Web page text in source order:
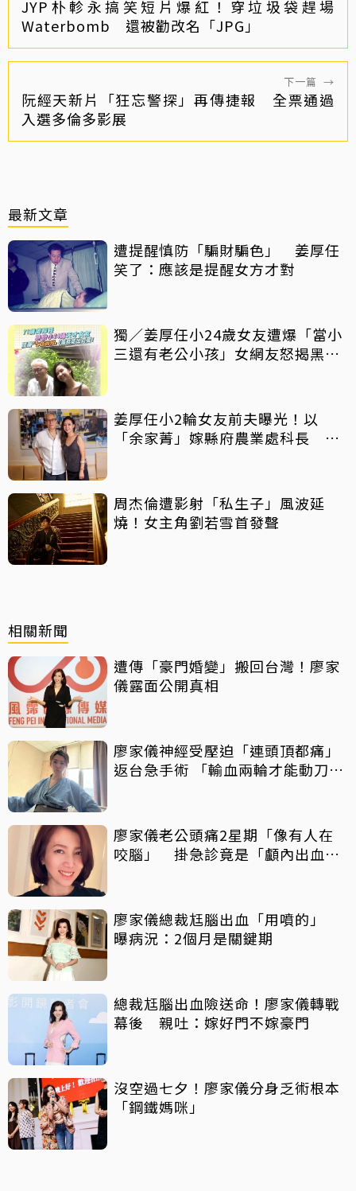
JYP朴軫永搞笑短片爆紅！穿垃圾袋趕場
Waterbomb 還被勸改名「JPG」
下一篇 →
阮經天新片「狂忘警探」再傳捷報 全票通過
入選多倫多影展
最新文章
遭提醒慎防「騙財騙色」 姜厚任
笑了：應該是提醒女方才對
獨／姜厚任小24歲女友遭爆「當小
三還有老公小孩」女網友怒揭黑歷
姜厚任小2輪女友前夫曝光！以
「余家菁」嫁縣府農業處科長 交
周杰倫遭影射「私生子」風波延
燒！女主角劉若雪首發聲
相關新聞
遭傳「豪門婚變」搬回台灣！廖家
儀露面公開真相
廖家儀神經受壓迫「連頭頂都痛」
返台急手術 「輸血兩輪才能動刀」
廖家儀老公頭痛2星期「像有人在
咬腦」 掛急診竟是「顱內出血」
廖家儀總裁尪腦出血「用噴的」
曝病況：2個月是關鍵期
總裁尪腦出血險送命！廖家儀轉戰
幕後 親吐：嫁好門不嫁豪門
沒空過七夕！廖家儀分身乏術根本
「鋼鐵媽咪」